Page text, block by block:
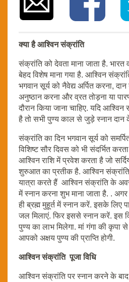
क्या है आश्विन संक्रांति
संक्रांति को देवता माना जाता है. भारत
बेहद विशेष माना गया है. आश्विन
भगवान सूर्य को नैवेद्य अर्पित करना, दान
अनुष्ठान करना और व्रत तोड़ना या
दौरान किया जाना चाहिए. यदि आश्विन
है तो सभी पुण्य काल से जुड़े स्नान दान
संक्रांति का दिन भगवान सूर्य को
विशिष्ट सौर दिवस को भी संदर्भित
आश्विन राशि में प्रवेश करता है जो
शुरुआत का प्रतीक है. आश्विन संक्रांति
यात्रा करते हैं आश्विन संक्रांति के
में स्नान करना शुभ माना जाता है. .
ही ब्रह्म मुहूर्त में स्नान करें. इसके लिए
जल मिलाएं. फिर इससे स्नान करें. इस
पुण्य का लाभ मिलेगा. मां गंगा की
आपको अक्षय पुण्य की प्राप्ति होगी.
आश्विन संक्रांति पूजा विधि
आश्विन संक्रांति पर स्नान करने के बाद